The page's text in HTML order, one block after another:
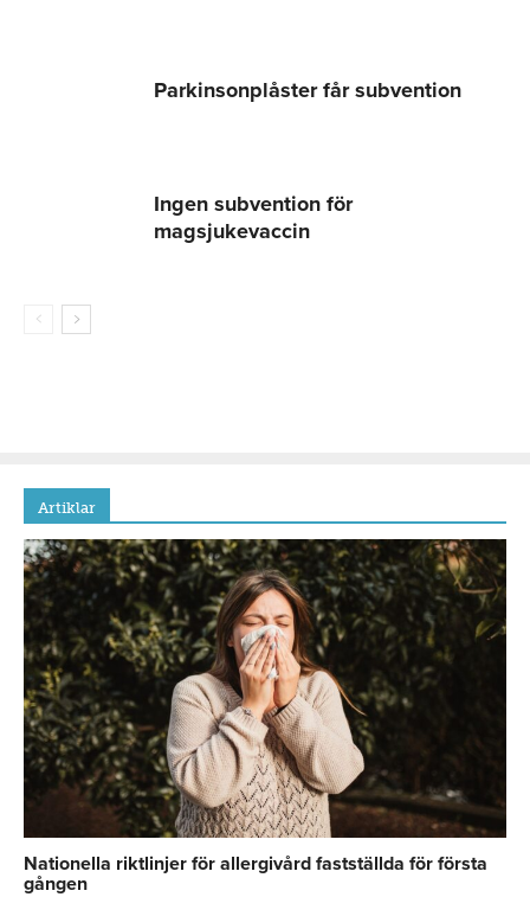
Parkinsonplåster får subvention
Ingen subvention för
magsjukevaccin
Artiklar
Nationella riktlinjer för allergivård fastställda för första
gången